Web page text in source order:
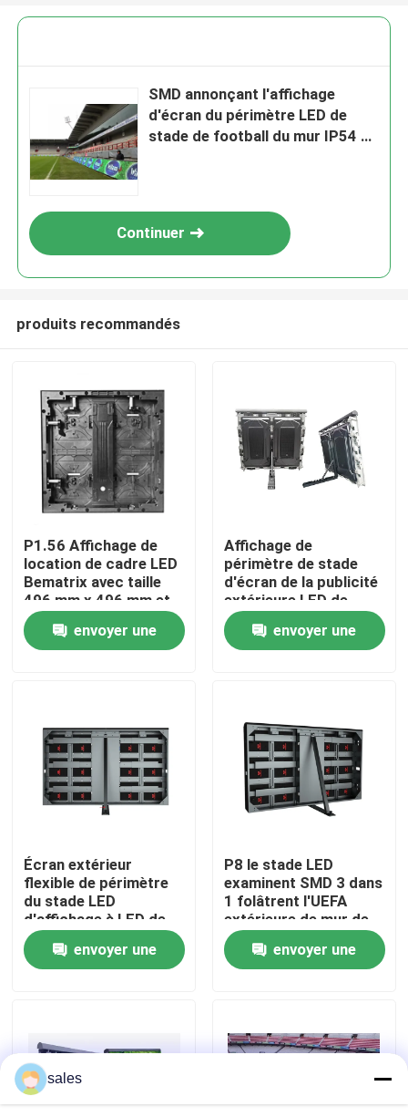
À la maison
Produits
À propos de nous
Visite de l'usine
Contrôle de la qualité
Nous contacter
Demandez un devis
Affichage mené polychrome extérieur
SMD annonçant l'affichage
d'écran du périmètre LED de
stade de football du mur IP54 de
Continuer
produits recommandés
P1.56 Affichage de
location de cadre LED
Bematrix avec taille
496 mm x 496 mm et
technologie GOB pour
une haute qualité
d'image
envoyer une
Affichage de
périmètre de stade
d'écran de la publicité
extérieure LED de
SMD P10
envoyer une
Écran extérieur
flexible de périmètre
du stade LED
d'affichage à LED de
P10 SMD
envoyer une
P8 le stade LED
examinent SMD 3 dans
1 folâtrent l'UEFA
extérieure de mur de
LED
envoyer une
sales